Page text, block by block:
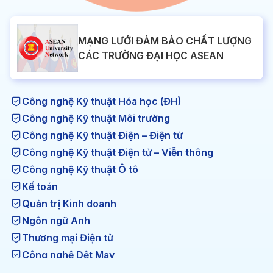
MẠNG LƯỚI ĐẢM BẢO CHẤT LƯỢNG
CÁC TRƯỜNG ĐẠI HỌC ASEAN
Công nghệ Kỹ thuật Hóa học (ĐH)
Công nghệ Kỹ thuật Môi trường
Công nghệ Kỹ thuật Điện – Điện tử
Công nghệ Kỹ thuật Điện tử – Viễn thông
Công nghệ Kỹ thuật Ô tô
Kế toán
Quản trị Kinh doanh
Ngôn ngữ Anh
Thương mại Điện tử
Công nghệ Dệt May